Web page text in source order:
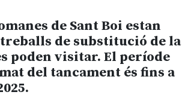
de Sant Boi estan
de substitució de la
poden visitar. El període
del tancament és fins a